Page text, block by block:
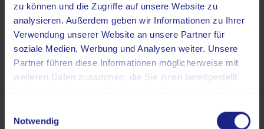
zu können und die Zugriffe auf unsere Website zu
analysieren. Außerdem geben wir Informationen zu Ihrer
Verwendung unserer Website an unsere Partner für
soziale Medien, Werbung und Analysen weiter. Unsere
Partner führen diese Informationen möglicherweise mit
weiteren Daten zusammen, die Sie ihnen bereitgestellt
Notwendig
Nähere Informationen zur Datenverarbeitung im Kontext
des Karriereportals und der Bewerbungen finden Sie
weiter unten in der vorliegenden Datenschutzinformation
(Ziff. 7).
e) Verantwortlichkeit für easyRadiology
easyRadiology AG, Gleueler Straße 245-249, 50935 Köln